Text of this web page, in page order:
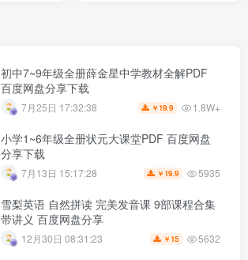
初中7~9年级全册薛金星中学教材全解PDF
百度网盘分享下载
7月25日 17:32:38 ￥ 19.9 1.8W+
小学1~6年级全册状元大课堂PDF 百度网盘
分享下载
7月13日 15:17:28 ￥ 19.9 5935
雪梨英语 自然拼读 完美发音课 9部课程合集
带讲义 百度网盘分享
12月30日 08:31:23 ￥ 15 5632